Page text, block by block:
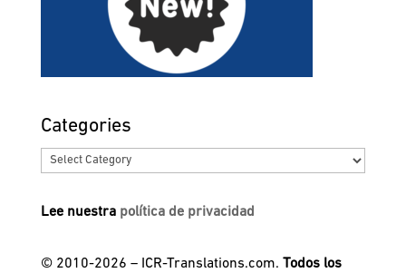
Categories
Categories
Lee nuestra política de privacidad
© 2010-2026 – ICR-Translations.com. Todos los